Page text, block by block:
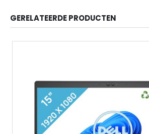
GERELATEERDE PRODUCTEN